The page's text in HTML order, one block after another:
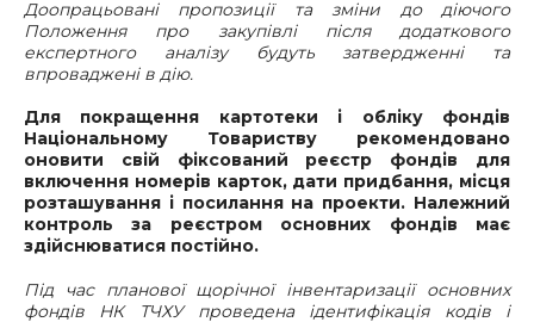
Доопрацьовані пропозиції та зміни до діючого
Положення про закупівлі після додаткового
експертного аналізу будуть затвердженні та
впроваджені в дію.
Для покращення картотеки і обліку фондів
Національному Товариству рекомендовано
оновити свій фіксований реєстр фондів для
включення номерів карток, дати придбання, місця
розташування і посилання на проекти. Належний
контроль за реєстром основних фондів має
здійснюватися постійно.
Під час планової щорічної інвентаризації основних
фондів НК ТЧХУ проведена ідентифікація кодів і